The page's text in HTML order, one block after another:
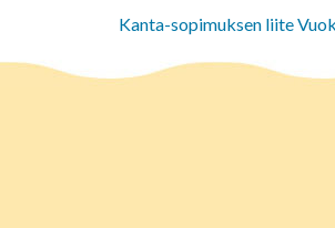
Kanta-sopimuksen liite